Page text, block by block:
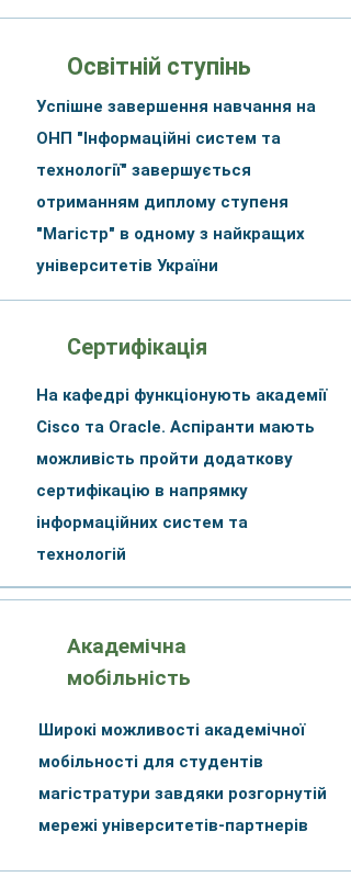
Освітній ступінь
Успішне завершення навчання на
ОНП "Інформаційні систем та
технології" завершується
отриманням диплому ступеня
"Магістр" в одному з найкращих
університетів України
Сертифікація
На кафедрі функціонують академії
Cisco та Oracle. Аспіранти мають
можливість пройти додаткову
сертифікацію в напрямку
інформаційних систем та
технологій
Академічна
мобільність
Широкі можливості академічної
мобільності для студентів
магістратури завдяки розгорнутій
мережі університетів-партнерів